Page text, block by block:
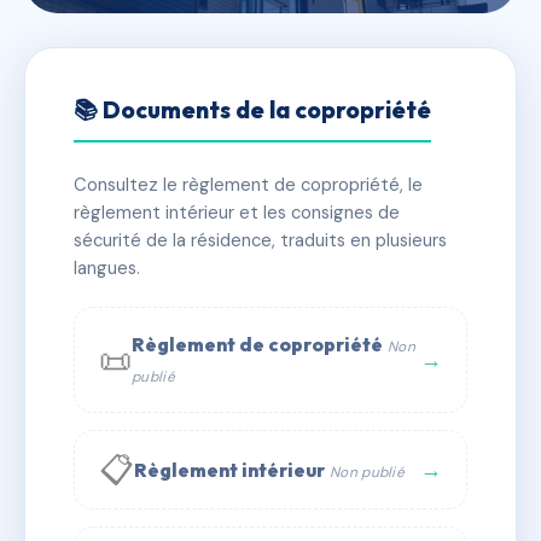
21 Place de la Croix-Rousse
✓ Immatriculée 🏠 11 lots 🏗 1 bâtiment(s)
📞 Contacter Syndic Digital
📚 Documents de la copropriété
Consultez le règlement de copropriété, le
règlement intérieur et les consignes de
sécurité de la résidence, traduits en plusieurs
langues.
📜Règlement de copropriété Non
publié
→
📋Règlement intérieur Non publié →